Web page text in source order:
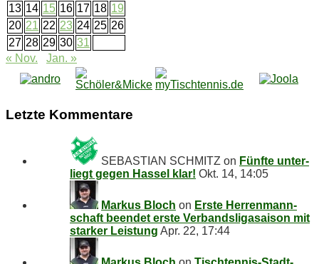
13 14 15 16 17 18 19
20 21 22 23 24 25 26
27 28 29 30 31
« Nov.
Jan. »
Letz­te Kommentare
SEBASTIAN SCHMITZ on Fünf­te un­ter­
liegt ge­gen Has­sel klar! Okt. 14, 14:05
Markus Bloch on Ers­te Her­ren­mann­
schaft be­en­det ers­te Ver­bands­li­ga­sai­son mit
star­ker Leistung Apr. 22, 17:44